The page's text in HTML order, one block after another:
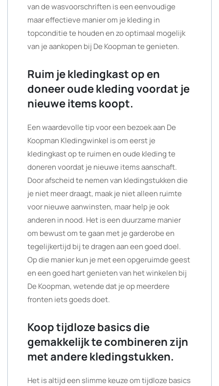
van de wasvoorschriften is een eenvoudige
maar effectieve manier om je kleding in
topconditie te houden en zo optimaal mogelijk
van je aankopen bij De Koopman te genieten.
Ruim je kledingkast op en
doneer oude kleding voordat je
nieuwe items koopt.
Een waardevolle tip voor een bezoek aan De
Koopman Kledingwinkel is om eerst je
kledingkast op te ruimen en oude kleding te
doneren voordat je nieuwe items aanschaft.
Door afscheid te nemen van kledingstukken die
je niet meer draagt, maak je niet alleen ruimte
voor nieuwe aanwinsten, maar help je ook
anderen in nood. Het is een duurzame manier
om bewust om te gaan met je garderobe en
tegelijkertijd bij te dragen aan een goed doel.
Op die manier kun je met een opgeruimde geest
en een goed hart genieten van het winkelen bij
De Koopman, wetende dat je op meerdere
fronten iets goeds doet.
Koop tijdloze basics die
gemakkelijk te combineren zijn
met andere kledingstukken.
Het is altijd een slimme keuze om tijdloze basics